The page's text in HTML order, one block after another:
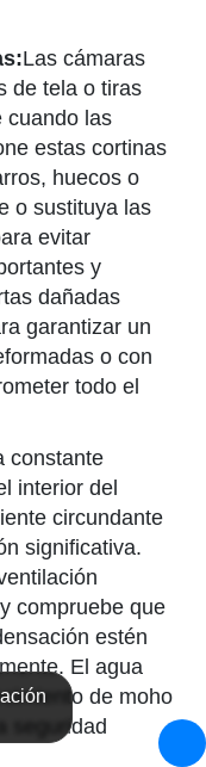
Las cámaras
de tela o tiras
cuando las
estas cortinas
huecos o
o sustituya las
evitar
y
dañadas
garantizar un
o con
todo el
constante
interior del
circundante
significativa.
compruebe que
estén
El agua
de moho
seguridad